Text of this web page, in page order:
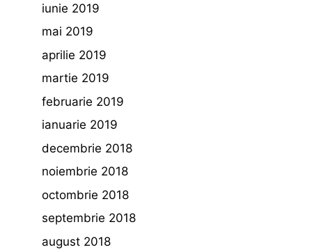
iunie 2019
mai 2019
aprilie 2019
martie 2019
februarie 2019
ianuarie 2019
decembrie 2018
noiembrie 2018
octombrie 2018
septembrie 2018
august 2018